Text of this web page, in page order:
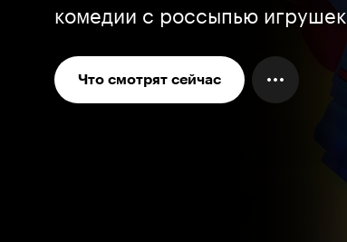
комедии с россыпью игрушек
Что смотрят сейчас